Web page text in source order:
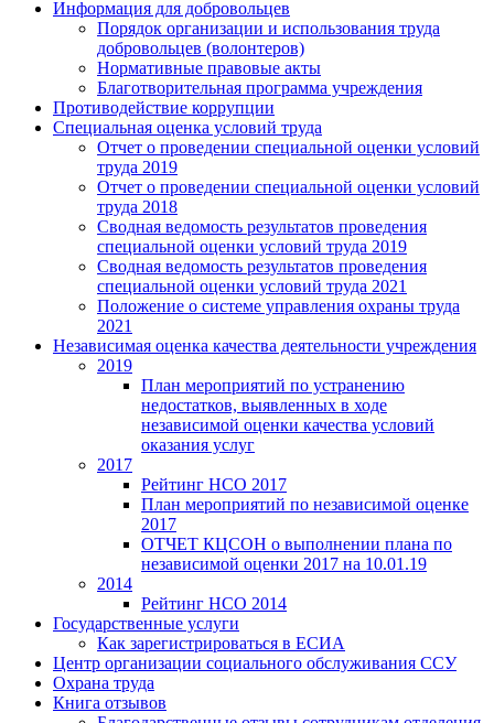
Информация для добровольцев
Порядок организации и использования труда
добровольцев (волонтеров)
Нормативные правовые акты
Благотворительная программа учреждения
Противодействие коррупции
Специальная оценка условий труда
Отчет о проведении специальной оценки условий
труда 2019
Отчет о проведении специальной оценки условий
труда 2018
Сводная ведомость результатов проведения
специальной оценки условий труда 2019
Сводная ведомость результатов проведения
специальной оценки условий труда 2021
Положение о системе управления охраны труда
2021
Независимая оценка качества деятельности учреждения
2019
План мероприятий по устранению
недостатков, выявленных в ходе
независимой оценки качества условий
оказания услуг
2017
Рейтинг НСО 2017
План мероприятий по независимой оценке
2017
ОТЧЕТ КЦСОН о выполнении плана по
независимой оценки 2017 на 10.01.19
2014
Рейтинг НСО 2014
Государственные услуги
Как зарегистрироваться в ЕСИА
Центр организации социального обслуживания ССУ
Охрана труда
Книга отзывов